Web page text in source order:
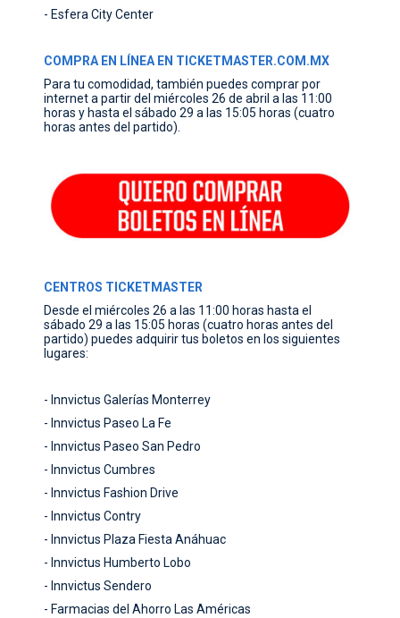
- Esfera City Center
COMPRA EN LÍNEA EN TICKETMASTER.COM.MX
Para tu comodidad, también puedes comprar por
internet a partir del miércoles 26 de abril a las 11:00
horas y hasta el sábado 29 a las 15:05 horas (cuatro
horas antes del partido).
CENTROS TICKETMASTER
Desde el miércoles 26 a las 11:00 horas hasta el
sábado 29 a las 15:05 horas (cuatro horas antes del
partido) puedes adquirir tus boletos en los siguientes
lugares:
- Innvictus Galerías Monterrey
- Innvictus Paseo La Fe
- Innvictus Paseo San Pedro
- Innvictus Cumbres
- Innvictus Fashion Drive
- Innvictus Contry
- Innvictus Plaza Fiesta Anáhuac
- Innvictus Humberto Lobo
- Innvictus Sendero
- Farmacias del Ahorro Las Américas